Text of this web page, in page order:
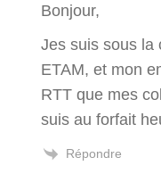
Bonjour,
Jes suis sous la
ETAM, et mon
RTT que mes
suis au forfait
Répondre